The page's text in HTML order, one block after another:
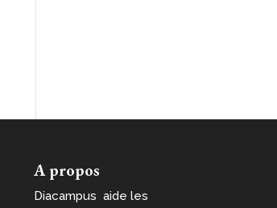
A propos
Diacampus aide les